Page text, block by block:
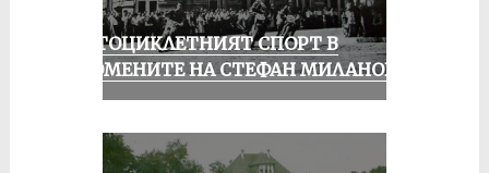
МОТОЦИКЛЕТНИЯТ СПОРТ В
СПОМЕНИТЕ НА СТЕФАН МИЛАНОВ